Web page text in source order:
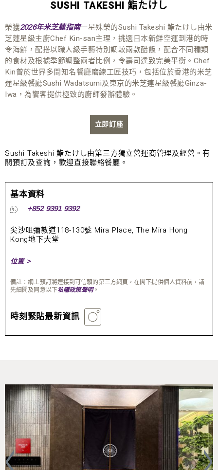
SUSHI TAKESHI 鮨たけし
榮獲2026年米芝蓮指南一星殊榮的Sushi Takeshi 鮨たけし由米
芝蓮星級主廚Chef Kin-san主理，挑選日本新鮮空運到港的時
令海鮮，配搭以職人級手藝特別調較兩款醋飯，配合不同種類
的食材及根據季節調整兩者比例，令壽司達致完美平衡。Chef
Kin曾於世界多間知名餐廳磨練工匠技巧，包括位於香港的米芝
蓮星級餐廳Sushi Wadatsumi及東京的米芝連星級餐廳Ginza-
Iwa，為饗客提供極致的廚師發辦體驗。
立即訂座
Sushi Takeshi 鮨たけし由第三方獨立營運商管理及經營。有
關預訂及查詢，歡迎直接聯絡餐廳。
基本資料
+852 9391 9392
尖沙咀彌敦道118-130號 Mira Place, The Mira Hong
Kong地下大堂
位置 >
備註：網上預訂將連接到可信賴的第三方網頁，在閣下提供個人資料前，請
先細閱及同意以下私隱政策聲明。
時刻緊貼最新資訊